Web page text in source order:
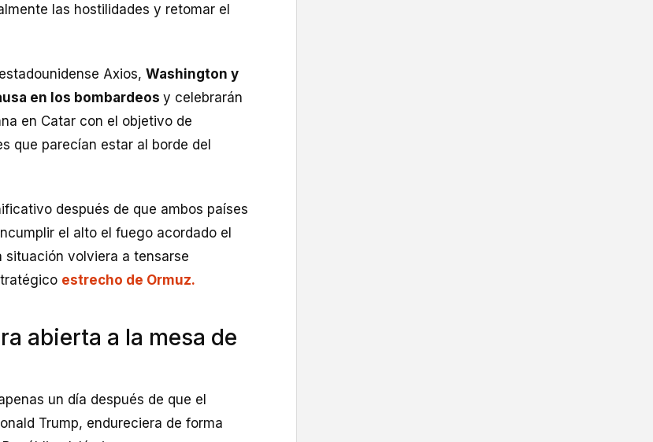
las hostilidades y retomar el
Axios, Washington y
en los bombardeos y celebrarán
en Catar con el objetivo de
que parecían estar al borde del
después de que ambos países
el alto el fuego acordado el
situación volviera a tensarse
estrecho de Ormuz.
abierta a la mesa de
un día después de que el
Trump, endureciera de forma